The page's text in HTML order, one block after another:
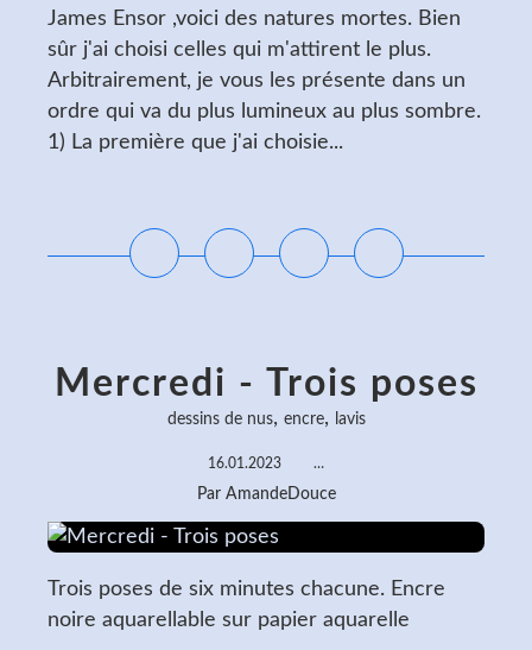
James Ensor ,voici des natures mortes. Bien
sûr j'ai choisi celles qui m'attirent le plus.
Arbitrairement, je vous les présente dans un
ordre qui va du plus lumineux au plus sombre.
1) La première que j'ai choisie...
Mercredi - Trois poses
dessins de nus, encre, lavis
16.01.2023 …
Par AmandeDouce
Trois poses de six minutes chacune. Encre
noire aquarellable sur papier aquarelle